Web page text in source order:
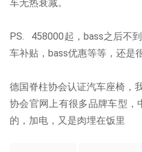
车无热衰减。
PS.   458000起，bass之后不
车补贴，bass优惠等等，还是
德国脊柱协会认证汽车座椅，
协会官网上有很多品牌车型，
的，加电，又是肉埋在饭里